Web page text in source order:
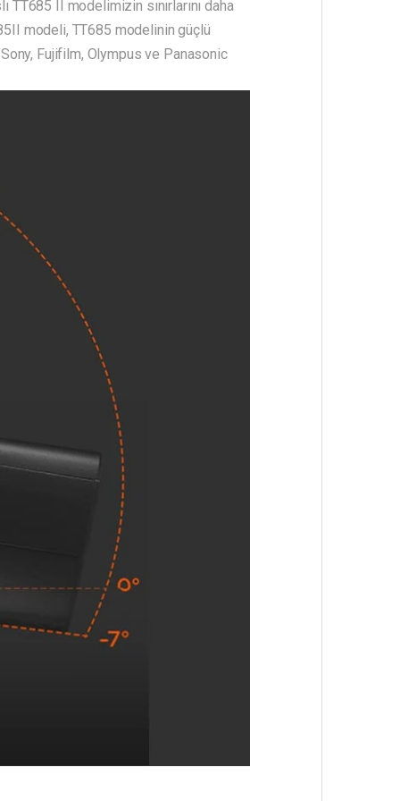
II modelimizin sınırlarını daha
modeli, TT685 modelinin güçlü
Fujifilm, Olympus ve Panasonic